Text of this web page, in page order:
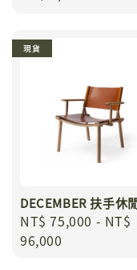
現貨
DECEMBER 扶手休
Regular
price
NT$ 75,000 - NT$
96,000